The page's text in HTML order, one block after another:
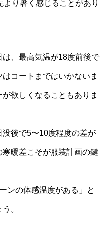
より暑く感じることがあり
、最高気温が18度前後で
コートまではいかないま
欲しくなることもありま
後で5〜10度程度の差が
暖差こそが服装計画の鍵
ンの体感温度がある」と
。